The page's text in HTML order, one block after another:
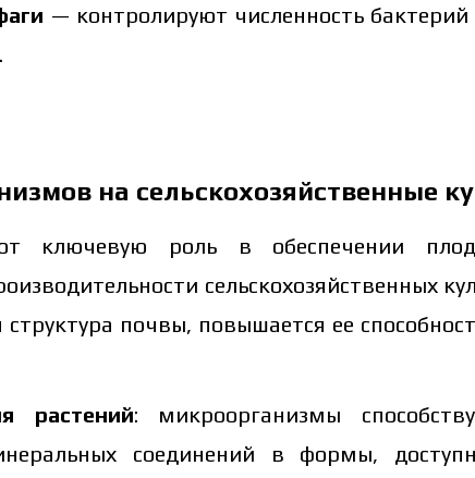
— контролируют численность бактерий
на сельскохозяйственные
ключевую роль в обеспечении
сельскохозяйственных
структура почвы, повышается ее
растений: микроорганизмы
соединений в формы,